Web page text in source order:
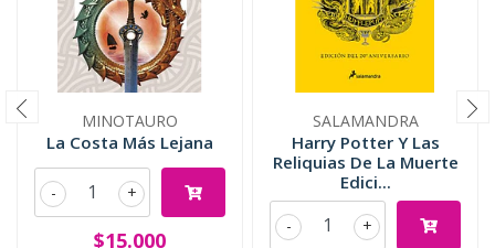
MINOTAURO
La Costa Más Lejana
+
-
$15.000
SALAMANDRA
Harry Potter Y Las
Reliquias De La Muerte
Edici...
+
-